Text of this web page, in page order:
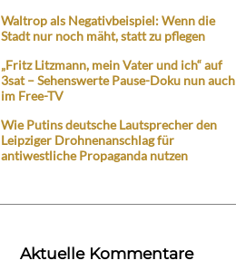
Waltrop als Negativbeispiel: Wenn die
Stadt nur noch mäht, statt zu pflegen
„Fritz Litzmann, mein Vater und ich“ auf
3sat – Sehenswerte Pause-Doku nun auch
im Free-TV
Wie Putins deutsche Lautsprecher den
Leipziger Drohnenanschlag für
antiwestliche Propaganda nutzen
Aktuelle Kommentare